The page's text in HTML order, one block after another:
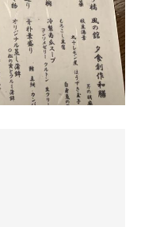
し湿度をあげるとすご
たので、衛生的にどう
ごく大きい施設かと思